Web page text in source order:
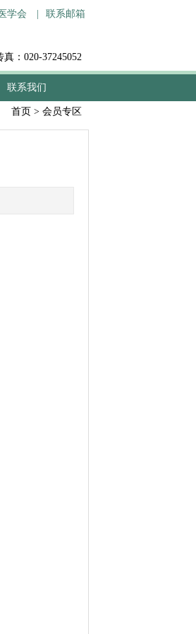
学会 联系邮箱
真：020-37245052
联系我们
首页 > 会员专区